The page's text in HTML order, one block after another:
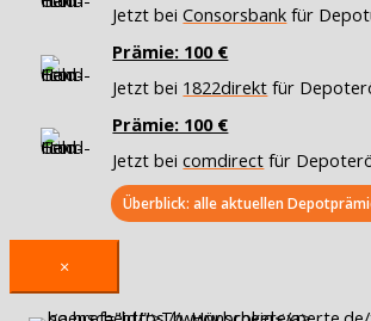
Jetzt beiConsorsbank für
Prämie: 100 €
Jetzt bei 1822direkt für
Prämie: 100 €
Jetzt beicomdirect für
Überblick: alle aktuellen
×